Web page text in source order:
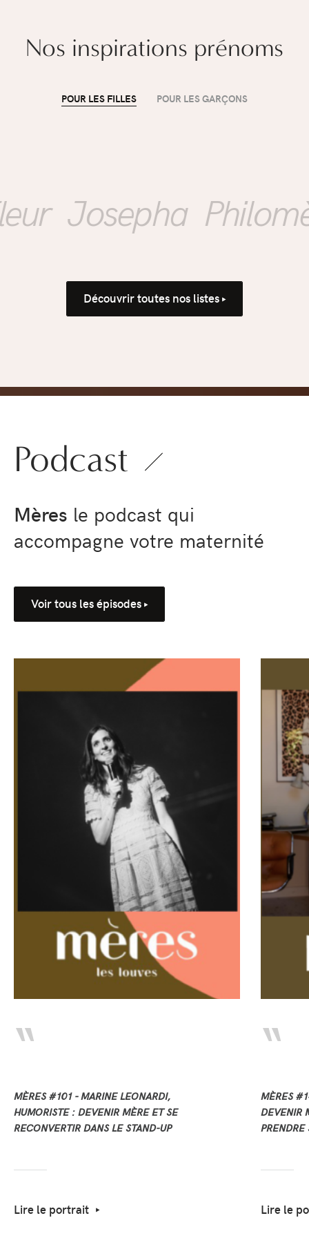
l'école : comment
propreté sans
pression
Nos inspirations prénoms
POUR LES FILLES POUR LES GARÇONS
Josepha Philomène
Découvrir toutes nos listes
Podcast
Mères le podcast qui
accompagne votre maternité
Voir tous les épisodes
MÈRES #101 - MARINE LEONARDI,
HUMORISTE : DEVENIR MÈRE ET SE
RECONVERTIR DANS LE STAND-UP
Lire le portrait
MÈRES
DEVENIR
Lire le